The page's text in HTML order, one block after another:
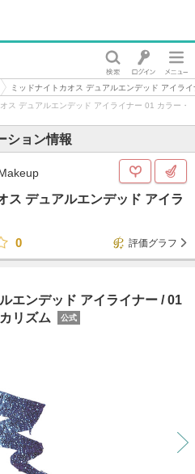
ミッドナイトカオス デュアルエンデッド アイライ
ス デュアルエンデッド アイライナー 01 カラー・
ション情報
ス デュアルエンデッド アイラ
0
評価グラフ
エンデッド アイライナー /01
リズム
公式